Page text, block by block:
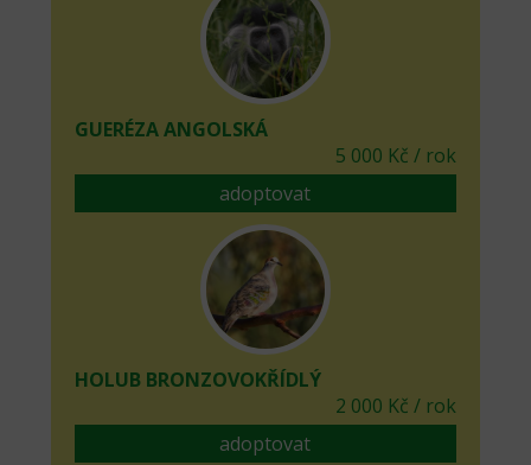
GUERÉZA ANGOLSKÁ
5 000 Kč / rok
adoptovat
HOLUB BRONZOVOKŘÍDLÝ
2 000 Kč / rok
adoptovat